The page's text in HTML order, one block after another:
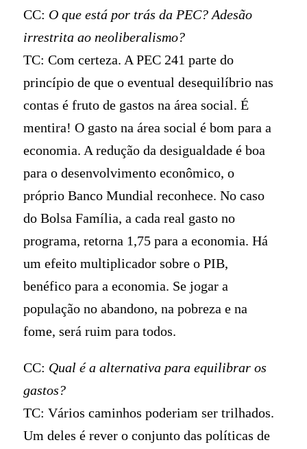
CC: O que está por trás da PEC? Adesão
irrestrita ao neoliberalismo?
TC: Com certeza. A PEC 241 parte do
princípio de que o eventual desequilíbrio nas
contas é fruto de gastos na área social. É
mentira! O gasto na área social é bom para a
economia. A redução da desigualdade é boa
para o desenvolvimento econômico, o
próprio Banco Mundial reconhece. No caso
do Bolsa Família, a cada real gasto no
programa, retorna 1,75 para a economia. Há
um efeito multiplicador sobre o PIB,
benéfico para a economia. Se jogar a
população no abandono, na pobreza e na
fome, será ruim para todos.
CC: Qual é a alternativa para equilibrar os
gastos?
TC: Vários caminhos poderiam ser trilhados.
Um deles é rever o conjunto das políticas de